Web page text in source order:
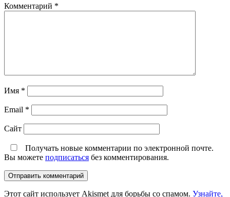
Комментарий *
Имя *
Email *
Сайт
Получать новые комментарии по электронной почте.
Вы можете подписаться без комментирования.
Этот сайт использует Akismet для борьбы со спамом. Узнайте,